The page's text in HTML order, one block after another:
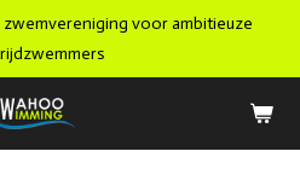
zwemvereniging voor ambitieuze